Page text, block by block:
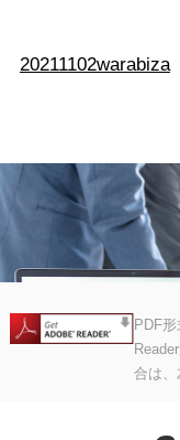
20211102warabiza
PDF
合は、